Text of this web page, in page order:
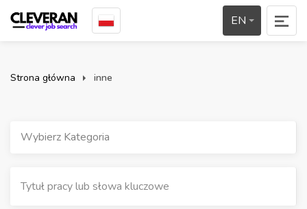
EN
Strona główna inne
Wybierz Kategoria